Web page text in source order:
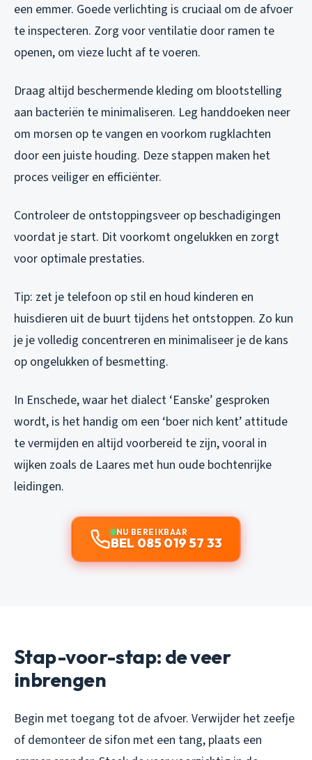
een emmer. Goede verlichting is cruciaal om de afvoer
te inspecteren. Zorg voor ventilatie door ramen te
openen, om vieze lucht af te voeren.
Draag altijd beschermende kleding om blootstelling
aan bacteriën te minimaliseren. Leg handdoeken neer
om morsen op te vangen en voorkom rugklachten
door een juiste houding. Deze stappen maken het
proces veiliger en efficiënter.
Controleer de ontstoppingsveer op beschadigingen
voordat je start. Dit voorkomt ongelukken en zorgt
voor optimale prestaties.
Tip: zet je telefoon op stil en houd kinderen en
huisdieren uit de buurt tijdens het ontstoppen. Zo kun
je je volledig concentreren en minimaliseer je de kans
op ongelukken of besmetting.
In Enschede, waar het dialect ‘Eanske’ gesproken
wordt, is het handig om een ‘boer nich kent’ attitude
te vermijden en altijd voorbereid te zijn, vooral in
wijken zoals de Laares met hun oude bochtenrijke
leidingen.
NU BEREIKBAAR
BEL 085 019 57 33
Stap-voor-stap: de veer
inbrengen
Begin met toegang tot de afvoer. Verwijder het zeefje
of demonteer de sifon met een tang, plaats een